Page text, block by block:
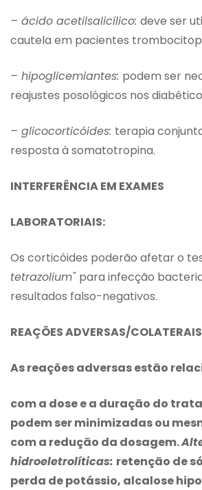
– ácido acetilsalicílico: deve ser
cautela em pacientes
– hipoglicemiantes: podem ser
reajustes posológicos nos
– glicocorticóides: terapia
resposta à somatotropina.
INTERFERÊNCIA EM EXAMES
LABORATORIAIS:
Os corticóides poderão afetar o
tetrazolium" para infecção
resultados falso-negativos.
REAÇÕES ADVERSAS/
As reações adversas estão
com a dose e a duração do
podem ser minimizadas ou
com a redução da dosagem.
hidroeletrolíticas: retenção de
perda de potássio, alcalose